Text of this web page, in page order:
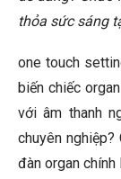
cách âm
Tôi có thể
Tôi nên sử
Đàn Yamaha
không?
thỏa sức sáng
one touch
biến chiếc
với âm thanh
chuyên nghiệp?
đàn organ